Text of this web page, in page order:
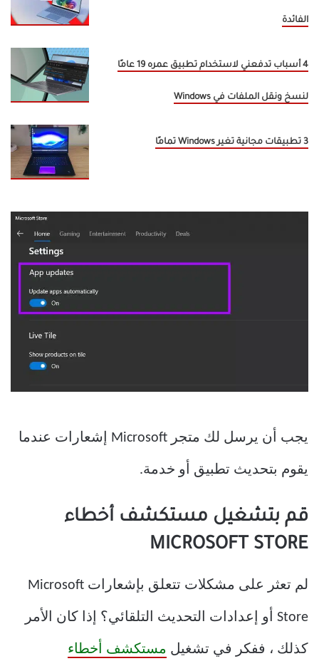
الفائدة
4 أسباب تدفعني لاستخدام تطبيق عمره 19 عامًا
لنسخ ونقل الملفات في Windows
3 تطبيقات مجانية تغير Windows تمامًا
يجب أن يرسل لك متجر Microsoft إشعارات عندما
يقوم بتحديث تطبيق أو خدمة.
قم بتشغيل مستكشف أخطاء
MICROSOFT STORE
لم تعثر على مشكلات تتعلق بإشعارات Microsoft
Store أو إعدادات التحديث التلقائي؟ إذا كان الأمر
كذلك ، ففكر في تشغيل مستكشف أخطاء